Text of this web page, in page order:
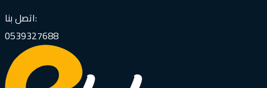
اتصل بنا:
0539327688